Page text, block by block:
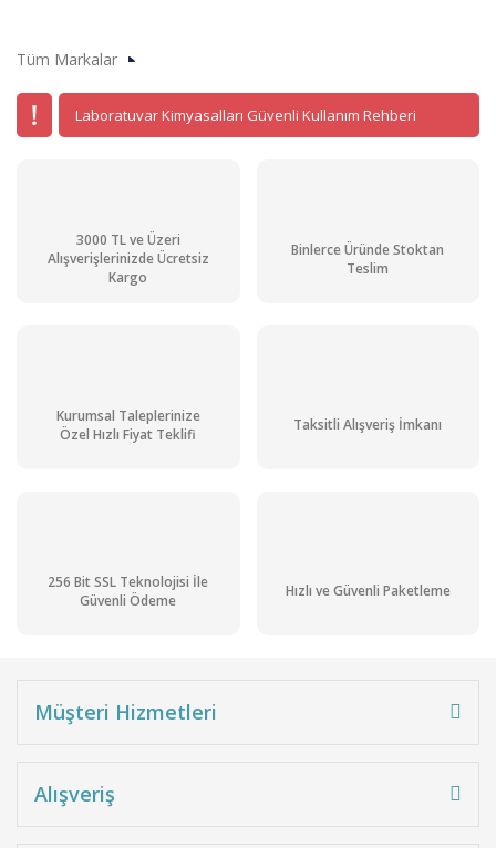
Tüm Markalar
Laboratuvar Kimyasalları Güvenli Kullanım Rehberi
3000 TL ve Üzeri
Alışverişlerinizde Ücretsiz
Kargo
Binlerce Üründe Stoktan
Teslim
Kurumsal Taleplerinize
Özel Hızlı Fiyat Teklifi
Taksitli Alışveriş İmkanı
256 Bit SSL Teknolojisi İle
Güvenli Ödeme
Hızlı ve Güvenli Paketleme
Müşteri Hizmetleri
Alışveriş